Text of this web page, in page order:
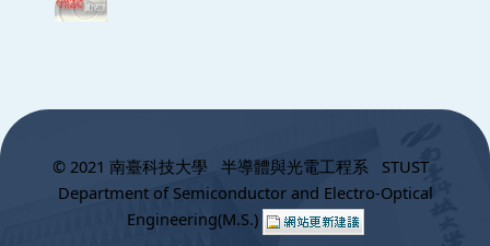
© 2021 南臺科技大學 半導體與光電工程系 STUST
Department of Semiconductor and Electro-Optical
Engineering(M.S.)